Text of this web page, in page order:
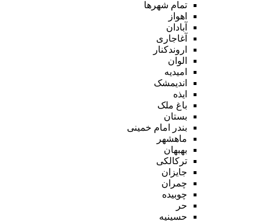
تمام شهر‌ها
اهواز
آبادان
آغاجاری
اروندکنار
الوان
امیدیه
اندیمشک
ایذه
باغ ملک
بستان
بندر امام خمینی
ماهشهر
بهبهان
ترکالکی
جایزان
چمران
چوبیده
حر
حسینیه